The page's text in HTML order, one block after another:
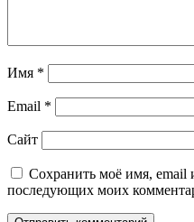
Имя *
Email *
Сайт
Сохранить моё имя, email
последующих моих